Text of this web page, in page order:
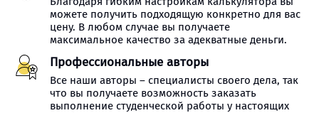
можете получить подходящую конкретно для вас
цену. В любом случае вы получаете
максимальное качество за адекватные деньги.
Профессиональные авторы
Все наши авторы – специалисты своего дела, так
что вы получаете возможность заказать
выполнение студенческой работы у настоящих